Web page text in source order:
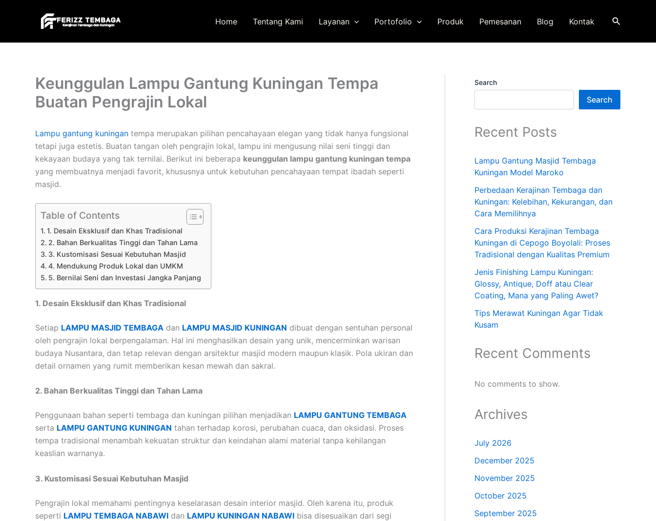
Home Tentang Kami Layanan Portofolio Produk Pemesanan Blog Kontak Search
Keunggulan Lampu Gantung Kuningan Tempa
Buatan Pengrajin Lokal
Lampu gantung kuningan tempa merupakan pilihan pencahayaan elegan yang tidak hanya fungsional
tetapi juga estetis. Buatan tangan oleh pengrajin lokal, lampu ini mengusung nilai seni tinggi dan
kekayaan budaya yang tak ternilai. Berikut ini beberapa keunggulan lampu gantung kuningan tempa
yang membuatnya menjadi favorit, khususnya untuk kebutuhan pencahayaan tempat ibadah seperti
masjid.
Table of Contents
1. Desain Eksklusif dan Khas Tradisional
2. Bahan Berkualitas Tinggi dan Tahan Lama
3. Kustomisasi Sesuai Kebutuhan Masjid
4. Mendukung Produk Lokal dan UMKM
5. Bernilai Seni dan Investasi Jangka Panjang
1. Desain Eksklusif dan Khas Tradisional
Setiap LAMPU MASJID TEMBAGA dan LAMPU MASJID KUNINGAN dibuat dengan sentuhan personal
oleh pengrajin lokal berpengalaman. Hal ini menghasilkan desain yang unik, mencerminkan warisan
budaya Nusantara, dan tetap relevan dengan arsitektur masjid modern maupun klasik. Pola ukiran dan
detail ornamen yang rumit memberikan kesan mewah dan sakral.
2. Bahan Berkualitas Tinggi dan Tahan Lama
Penggunaan bahan seperti tembaga dan kuningan pilihan menjadikan LAMPU GANTUNG TEMBAGA
serta LAMPU GANTUNG KUNINGAN tahan terhadap korosi, perubahan cuaca, dan oksidasi. Proses
tempa tradisional menambah kekuatan struktur dan keindahan alami material tanpa kehilangan
keaslian warnanya.
3. Kustomisasi Sesuai Kebutuhan Masjid
Pengrajin lokal memahami pentingnya keselarasan desain interior masjid. Oleh karena itu, produk
seperti LAMPU TEMBAGA NABAWI dan LAMPU KUNINGAN NABAWI bisa disesuaikan dari segi
Search
Search
Recent Posts
Lampu Gantung Masjid Tembaga
Kuningan Model Maroko
Perbedaan Kerajinan Tembaga dan
Kuningan: Kelebihan, Kekurangan, dan
Cara Memilihnya
Cara Produksi Kerajinan Tembaga
Kuningan di Cepogo Boyolali: Proses
Tradisional dengan Kualitas Premium
Jenis Finishing Lampu Kuningan:
Glossy, Antique, Doff atau Clear
Coating, Mana yang Paling Awet?
Tips Merawat Kuningan Agar Tidak
Kusam
Recent Comments
No comments to show.
Archives
July 2026
December 2025
November 2025
October 2025
September 2025